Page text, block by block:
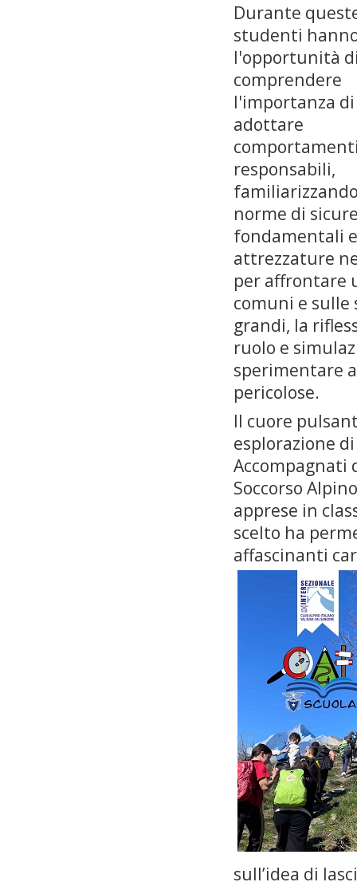
Durante
studenti
l'opportunità
comprendere
l'importanza di
adottare
responsabili,
norme di
fondamentali
attrezzature
per affrontare
comuni e
grandi, la
ruolo e
sperimentare
pericolose.
Il cuore
esplorazione
Accompagnati
Soccorso
apprese in
scelto ha
affascinanti
sull’idea di